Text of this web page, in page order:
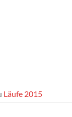
Läufe 2015